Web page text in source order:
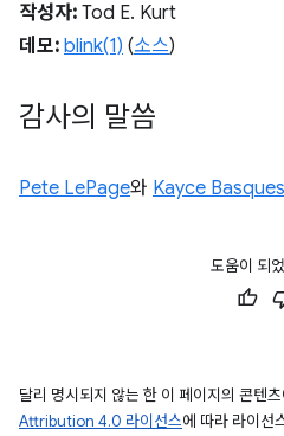
작성자: Tod E. Kurt
데모: blink(1) (소스)
감사의 말씀
Pete LePage와 Kayce Basques
도움이 되
달리 명시되지 않는 한 이 페이지의 콘텐
Attribution 4.0 라이선스에 따라 라이선